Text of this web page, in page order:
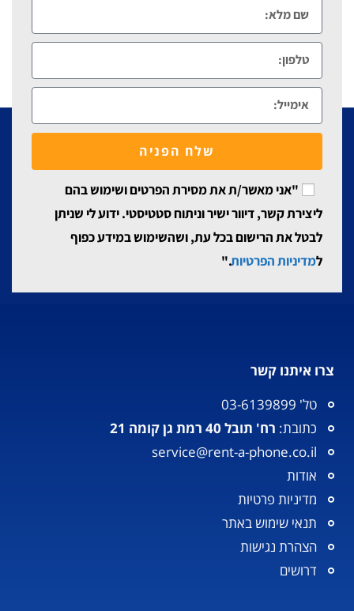
"אני מאשר/ת את מסירת הפרטים ושימוש בהם
ליצירת קשר, דיוור ישיר וניתוח סטטיסטי. ידוע לי שניתן
לבטל את הרישום בכל עת, ושהשימוש במידע כפוף
למדיניות הפרטיות."
שלח הפניה
צרו איתנו קשר
טל' 03-6139899
כתובת: רח' תובל 40 רמת גן קומה 21
service@rent-a-phone.co.il
אודות
מדיניות פרטיות
תנאי שימוש באתר
הצהרת נגישות
דרושים